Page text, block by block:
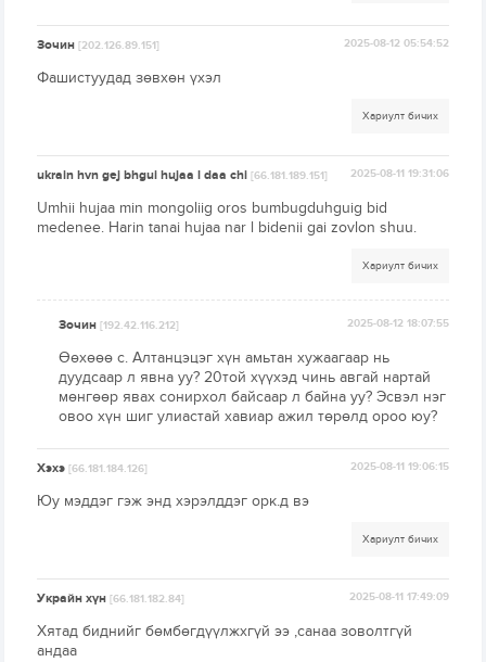
Зочин[202.126.89.151] 2025-08-12 05:54:52
Фашистуудад зөвхөн үхэл
Хариулт бичих
ukrain hvn gej bhgui hujaa l daa chi[66.181.189.151] 2025-08-11 19:31:06
Umhii hujaa min mongoliig oros bumbugduhguig bid
medenee. Harin tanai hujaa nar l bidenii gai zovlon shuu.
Хариулт бичих
Зочин[192.42.116.212] 2025-08-12 18:07:55
Өөхөөө с. Алтанцэцэг хүн амьтан хужаагаар нь
дуудсаар л явна уу? 20той хүүхэд чинь авгай нартай
мөнгөөр явах сонирхол байсаар л байна уу? Эсвэл нэг
овоо хүн шиг улиастай хавиар ажил төрөлд ороо юу?
Хэхэ[66.181.184.126] 2025-08-11 19:06:15
Юу мэддэг гэж энд хэрэлддэг орк.д вэ
Хариулт бичих
Украйн хүн[66.181.182.84] 2025-08-11 17:49:09
Хятад биднийг бөмбөгдүүлжхгүй ээ ,санаа зоволтгүй
андаа